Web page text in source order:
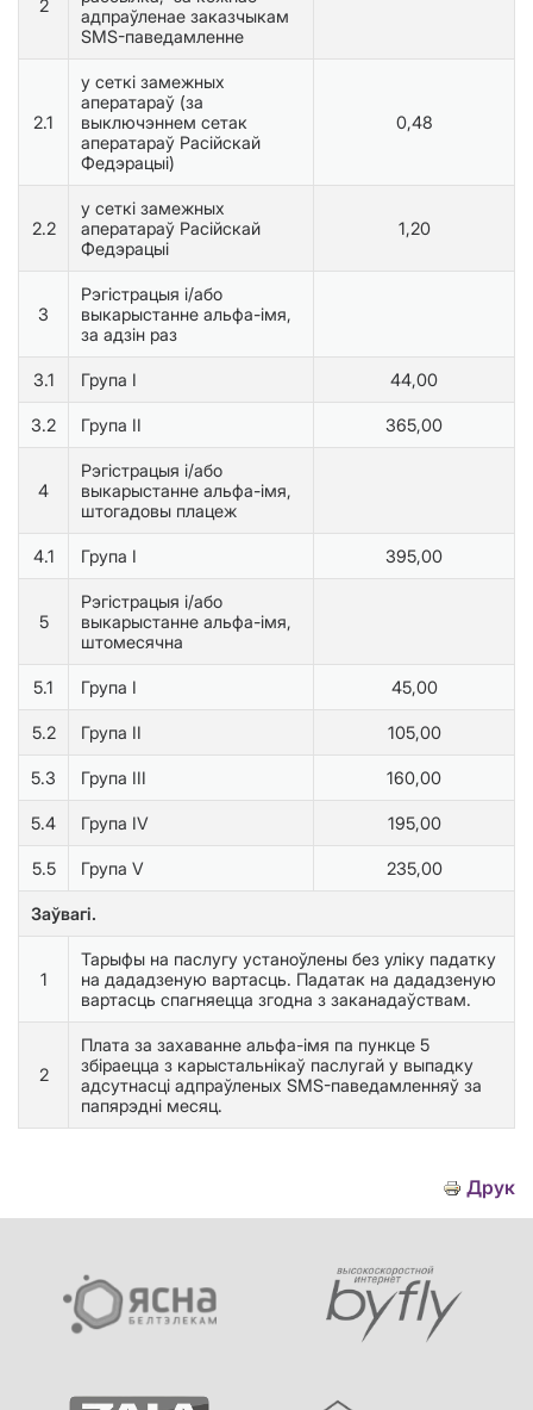
2
адпраўленае заказчыкам
SMS-паведамленне
2.1
у сеткi замежных
аператараў (за
выключэннем сетак
аператараў Расійскай
Федэрацыі)
0,48
2.2
у сеткi замежных
аператараў Расійскай
Федэрацыі
1,20
3
Рэгістрацыя і/або
выкарыстанне альфа-iмя,
за адзін раз
3.1 Група I 44,00
3.2 Група II 365,00
4
Рэгістрацыя і/або
выкарыстанне альфа-iмя,
штогадовы плацеж
4.1 Група I 395,00
5
Рэгістрацыя і/або
выкарыстанне альфа-iмя,
штомесячна
5.1 Група I 45,00
5.2 Група II 105,00
5.3 Група III 160,00
5.4 Група IV 195,00
5.5 Група V 235,00
Заўвагі.
1
Тарыфы на паслугу устаноўлены без уліку падатку
на дададзеную вартасць. Падатак на дададзеную
вартасць спагняецца згодна з заканадаўствам.
2
Плата за захаванне альфа-імя па пункце 5
збіраецца з карыстальнікаў паслугай у выпадку
адсутнасці адпраўленых SMS-паведамленняў за
папярэдні месяц.
Друк